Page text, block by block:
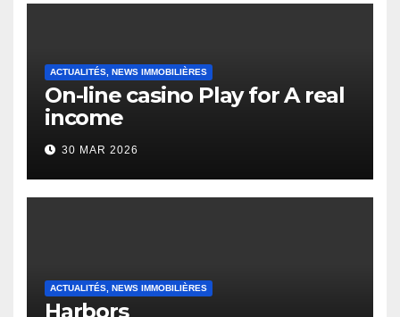
ACTUALITÉS, NEWS IMMOBILIÈRES
On-line casino Play for A real
income
30 MAR 2026
ACTUALITÉS, NEWS IMMOBILIÈRES
Harbors